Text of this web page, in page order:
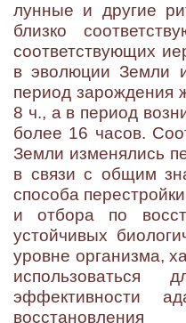
лунные и другие
близко
соответствующих
в эволюции Земли
период зарождения
8 ч., а в период
более 16 часов.
Земли изменялись
в связи с общим
способа
и отбора по
устойчивых
уровне организма,
использоваться
эффективности